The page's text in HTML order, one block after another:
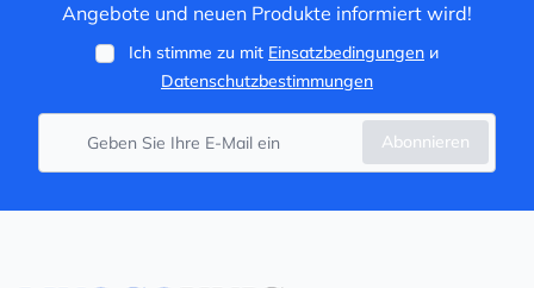
Angebote und neuen Produkte informiert wird!
Ich stimme zu mit Einsatzbedingungen и
Datenschutzbestimmungen
Abonnieren